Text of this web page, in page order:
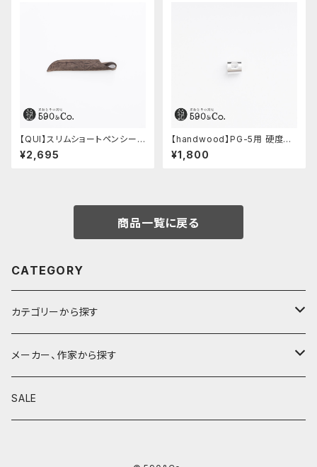
【QUI】スリムショートペンシー
ス・クードゥー (ストーン)
¥2,695
【handwood】PG-5用 硬度表
示窓 (超超ジュラルミン/正方形)
¥1,800
商品一覧に戻る
CATEGORY
カテゴリーから探す
鉛筆
鉛筆補助軸
メーカー、作家から探す
590&Co.
SALE